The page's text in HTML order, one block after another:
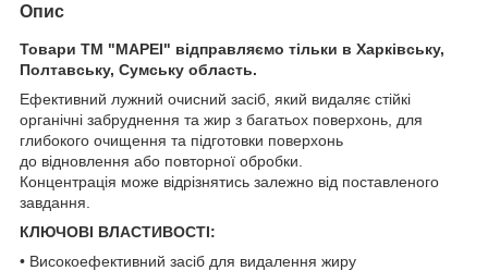
Опис
Товари ТМ "МАРЕІ" відправляємо тільки в Харківську,
Полтавську, Сумську область.
Ефективний лужний очисний засіб, який видаляє стійкі
органічні забруднення та жир з багатьох поверхонь, для
глибокого очищення та підготовки поверхонь
до відновлення або повторної обробки.
Концентрація може відрізнятись залежно від поставленого
завдання.
КЛЮЧОВІ ВЛАСТИВОСТІ:
• Високоефективний засіб для видалення жиру